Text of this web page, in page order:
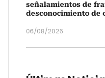
señalamientos de
desconocimiento de
06/08/2026